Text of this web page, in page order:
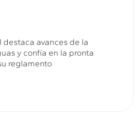
destaca avances de la
y confía en la pronta
reglamento